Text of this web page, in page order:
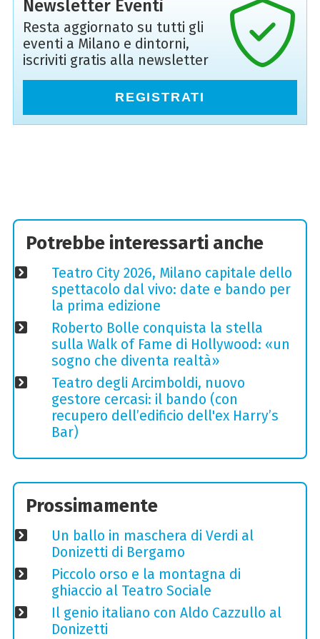
Newsletter Eventi
Resta aggiornato su tutti gli
eventi a Milano e dintorni,
iscriviti gratis alla newsletter
REGISTRATI
Potrebbe interessarti anche
Teatro City 2026, Milano capitale dello
spettacolo dal vivo: date e bando per
la prima edizione
Roberto Bolle conquista la stella
sulla Walk of Fame di Hollywood: «un
sogno che diventa realtà»
Teatro degli Arcimboldi, nuovo
gestore cercasi: il bando (con
recupero dell’edificio dell'ex Harry’s
Bar)
Prossimamente
Un ballo in maschera di Verdi al
Donizetti di Bergamo
Piccolo orso e la montagna di
ghiaccio al Teatro Sociale
Il genio italiano con Aldo Cazzullo al
Donizetti